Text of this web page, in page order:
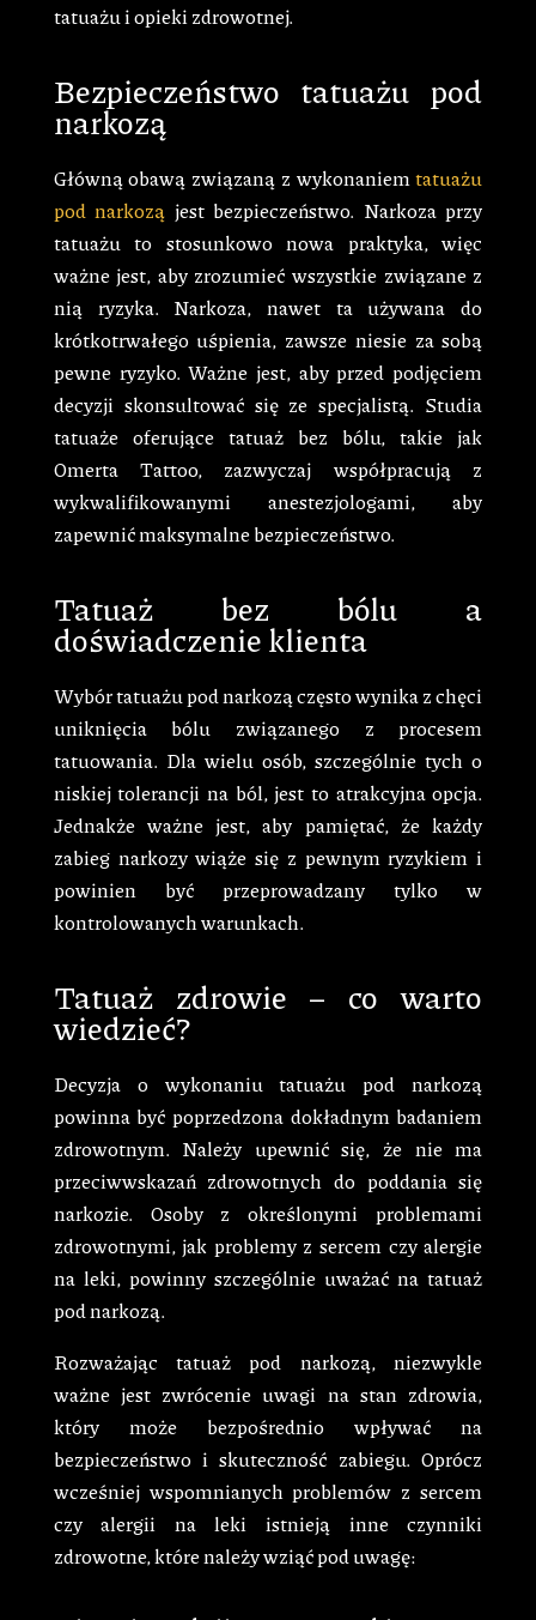
tatuażu i opieki zdrowotnej.
Bezpieczeństwo tatuażu pod
narkozą
Główną obawą związaną z wykonaniemtatuażu
pod narkozą jest bezpieczeństwo. Narkoza przy
tatuażu to stosunkowo nowa praktyka, więc
ważne jest, aby zrozumieć wszystkie związane z
nią ryzyka. Narkoza, nawet ta używana do
krótkotrwałego uśpienia, zawsze niesie za sobą
pewne ryzyko. Ważne jest, aby przed podjęciem
decyzji skonsultować się ze specjalistą. Studia
tatuaże oferujące tatuaż bez bólu, takie jak
Omerta Tattoo, zazwyczaj współpracują z
wykwalifikowanymi anestezjologami, aby
zapewnić maksymalne bezpieczeństwo.
Tatuaż bez bólu a
doświadczenie klienta
Wybór tatuażu pod narkozą często wynika z chęci
uniknięcia bólu związanego z procesem
tatuowania. Dla wielu osób, szczególnie tych o
niskiej tolerancji na ból, jest to atrakcyjna opcja.
Jednakże ważne jest, aby pamiętać, że każdy
zabieg narkozy wiąże się z pewnym ryzykiem i
powinien być przeprowadzany tylko w
kontrolowanych warunkach.
Tatuaż zdrowie – co warto
wiedzieć?
Decyzja o wykonaniu tatuażu pod narkozą
powinna być poprzedzona dokładnym badaniem
zdrowotnym. Należy upewnić się, że nie ma
przeciwwskazań zdrowotnych do poddania się
narkozie. Osoby z określonymi problemami
zdrowotnymi, jak problemy z sercem czy alergie
na leki, powinny szczególnie uważać na tatuaż
pod narkozą.
Rozważając tatuaż pod narkozą, niezwykle
ważne jest zwrócenie uwagi na stan zdrowia,
który może bezpośrednio wpływać na
bezpieczeństwo i skuteczność zabiegu. Oprócz
wcześniej wspomnianych problemów z sercem
czy alergii na leki istnieją inne czynniki
zdrowotne, które należy wziąć pod uwagę: